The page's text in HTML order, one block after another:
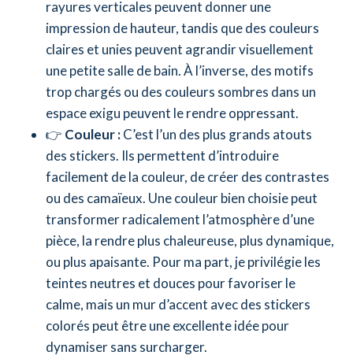
rayures verticales peuvent donner une
impression de hauteur, tandis que des couleurs
claires et unies peuvent agrandir visuellement
une petite salle de bain. À l’inverse, des motifs
trop chargés ou des couleurs sombres dans un
espace exigu peuvent le rendre oppressant.
👉 Couleur :C’est l’un des plus grands atouts
des stickers. Ils permettent d’introduire
facilement de la couleur, de créer des contrastes
ou des camaïeux. Une couleur bien choisie peut
transformer radicalement l’atmosphère d’une
pièce, la rendre plus chaleureuse, plus dynamique,
ou plus apaisante. Pour ma part, je privilégie les
teintes neutres et douces pour favoriser le
calme, mais un mur d’accent avec des stickers
colorés peut être une excellente idée pour
dynamiser sans surcharger.